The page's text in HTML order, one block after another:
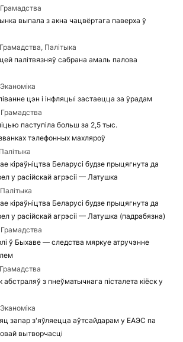
Грамадства
выпала з акна чацвёртага паверха ў
Грамадства, Палітыка
палітвязняў сабрана амаль палова
Эканоміка
цэн і інфляцыі застаецца за ўрадам
Грамадства
паступіла больш за 2,5 тыс.
тэлефонных махляроў
Палітыка
кіраўніцтва Беларусі будзе прыцягнута да
у расійскай агрэсіі — Латушка
Палітыка
кіраўніцтва Беларусі будзе прыцягнута да
у расійскай агрэсіі — Латушка (падрабязна)
Грамадства
ў Быхаве — следства мяркуе атручэнне
Грамадства
з пнеўматычнага пісталета кіёск у
Эканоміка
запар з'яўляецца аўтсайдарам у ЕАЭС па
вытворчасці